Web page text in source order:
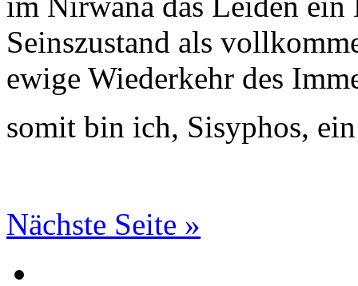
Seinszustand als
ewige Wiederkehr des
somit bin ich, Sisyphos,
Nächste Seite »